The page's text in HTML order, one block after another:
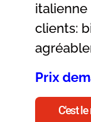
italienne
clients:
Prix
C'est